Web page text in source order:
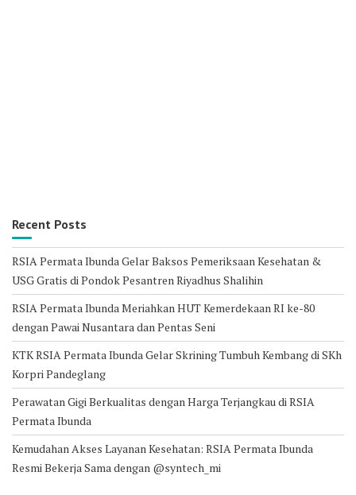
Recent Posts
RSIA Permata Ibunda Gelar Baksos Pemeriksaan Kesehatan &
USG Gratis di Pondok Pesantren Riyadhus Shalihin
RSIA Permata Ibunda Meriahkan HUT Kemerdekaan RI ke-80
dengan Pawai Nusantara dan Pentas Seni
KTK RSIA Permata Ibunda Gelar Skrining Tumbuh Kembang di SKh
Korpri Pandeglang
Perawatan Gigi Berkualitas dengan Harga Terjangkau di RSIA
Permata Ibunda
Kemudahan Akses Layanan Kesehatan: RSIA Permata Ibunda
Resmi Bekerja Sama dengan @syntech_mi